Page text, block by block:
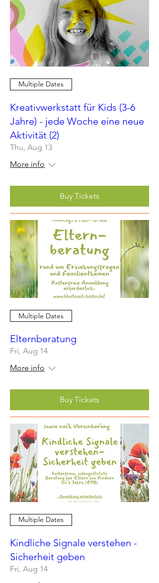
Multiple Dates
Kreativwerkstatt für Kids (3-6
Jahre) - jede Woche eine neue
Aktivität (2)
Thu, Aug 13
More info
Buy Tickets
Multiple Dates
Elternberatung
Fri, Aug 14
More info
Buy Tickets
Multiple Dates
Kindliche Signale verstehen -
Sicherheit geben
Fri, Aug 14